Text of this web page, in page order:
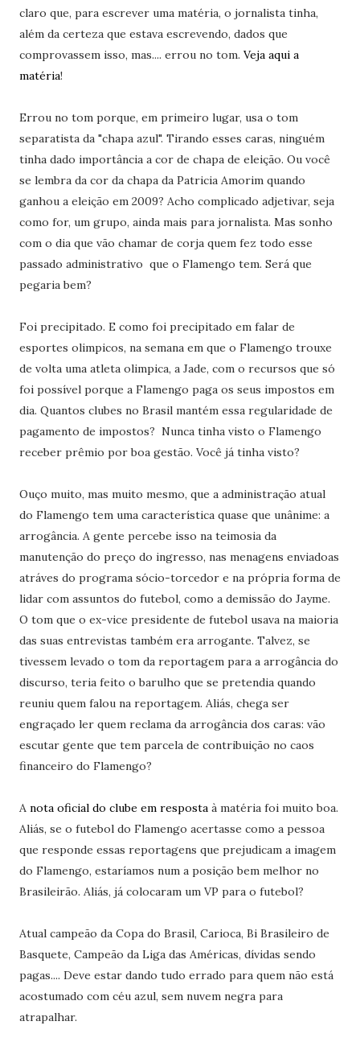
claro que, para escrever uma matéria, o jornalista tinha,
além da certeza que estava escrevendo, dados que
comprovassem isso, mas.... errou no tom. Veja aqui a
matéria!
Errou no tom porque, em primeiro lugar, usa o tom
separatista da "chapa azul". Tirando esses caras, ninguém
tinha dado importância a cor de chapa de eleição. Ou você
se lembra da cor da chapa da Patricia Amorim quando
ganhou a eleição em 2009? Acho complicado adjetivar, seja
como for, um grupo, ainda mais para jornalista. Mas sonho
com o dia que vão chamar de corja quem fez todo esse
passado administrativo que o Flamengo tem. Será que
pegaria bem?
Foi precipitado. E como foi precipitado em falar de
esportes olimpicos, na semana em que o Flamengo trouxe
de volta uma atleta olimpica, a Jade, com o recursos que só
foi possível porque a Flamengo paga os seus impostos em
dia. Quantos clubes no Brasil mantém essa regularidade de
pagamento de impostos? Nunca tinha visto o Flamengo
receber prêmio por boa gestão. Você já tinha visto?
Ouço muito, mas muito mesmo, que a administração atual
do Flamengo tem uma característica quase que unânime: a
arrogância. A gente percebe isso na teimosia da
manutenção do preço do ingresso, nas menagens enviadoas
atráves do programa sócio-torcedor e na própria forma de
lidar com assuntos do futebol, como a demissão do Jayme.
O tom que o ex-vice presidente de futebol usava na maioria
das suas entrevistas também era arrogante. Talvez, se
tivessem levado o tom da reportagem para a arrogância do
discurso, teria feito o barulho que se pretendia quando
reuniu quem falou na reportagem. Aliás, chega ser
engraçado ler quem reclama da arrogância dos caras: vão
escutar gente que tem parcela de contribuição no caos
financeiro do Flamengo?
Anota oficial do clube em respostaà matéria foi muito boa.
Aliás, se o futebol do Flamengo acertasse como a pessoa
que responde essas reportagens que prejudicam a imagem
do Flamengo, estaríamos num a posição bem melhor no
Brasileirão. Aliás, já colocaram um VP para o futebol?
Atual campeão da Copa do Brasil, Carioca, Bi Brasileiro de
Basquete, Campeão da Liga das Américas, dívidas sendo
pagas.... Deve estar dando tudo errado para quem não está
acostumado com céu azul, sem nuvem negra para
atrapalhar.